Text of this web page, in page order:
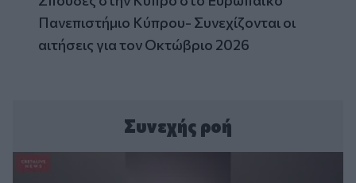
Πανεπιστήμιο Κύπρου- Συνεχίζονται οι
αιτήσεις για τον Οκτώβριο 2026
Συνεχής ροή